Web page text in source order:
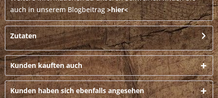
auch in unserem Blogbeitrag>hier<
Zutaten
Kunden kauften auch
Kunden haben sich ebenfalls angesehen